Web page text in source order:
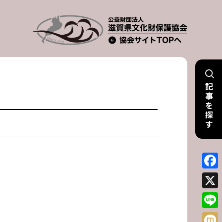
記
事
を
探
す
X
Line